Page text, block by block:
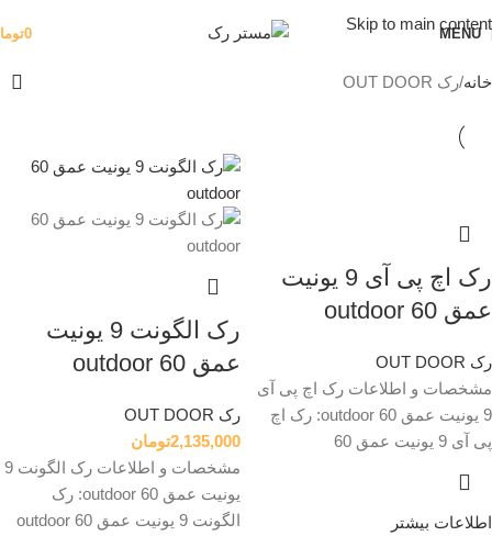
Skip to main content
MENU
0
خانه رک OUT DOOR
رک اچ پی آی 9 یونیت
عمق 60 outdoor
رک OUT DOOR
مشخصات و اطلاعات رک اچ پی آی
9 یونیت عمق 60 outdoor: رک اچ
پی آی 9 یونیت عمق 60
اطلاعات بیشتر
رک الگونت 9 یونیت
عمق 60 outdoor
رک OUT DOOR
2,135,000تومان
مشخصات و اطلاعات رک الگونت 9
یونیت عمق 60 outdoor: رک
الگونت 9 یونیت عمق 60 outdoor